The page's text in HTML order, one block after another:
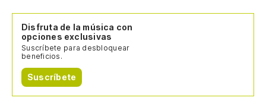
Disfruta de la música con
opciones exclusivas
Suscríbete para desbloquear
beneficios.
Suscríbete